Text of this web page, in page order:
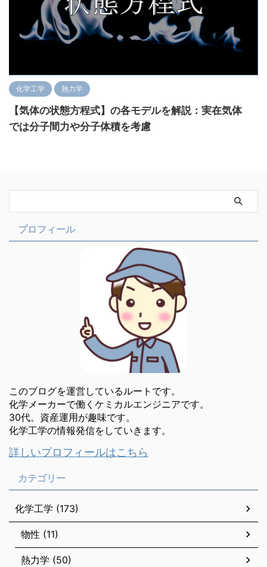
化学工学 熱力学
【気体の状態方程式】の各モデルを解説：実在気体
では分子間力や分子体積を考慮
プロフィール
このブログを運営しているルートです。
化学メーカーで働くケミカルエンジニアです。
30代。資産運用が趣味です。
化学工学の情報発信をしていきます。
詳しいプロフィールはこちら
カテゴリー
化学工学 (173)
物性 (11)
熱力学 (50)